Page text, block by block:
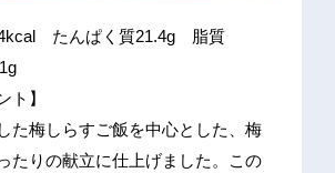
たんぱく質21.4g 脂質
ト】
た梅しらすご飯を中心とした、梅
たりの献立に仕上げました。この